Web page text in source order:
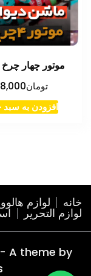
موتور چهار چرخ
تومان
افزودن به سبد
خانه لوازم
لوازم التحریر
A theme by